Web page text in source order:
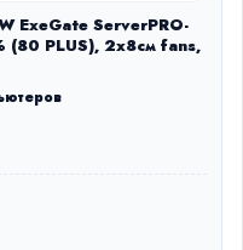
ExeGate ServerPRO-
PLUS), 2x8см fans,